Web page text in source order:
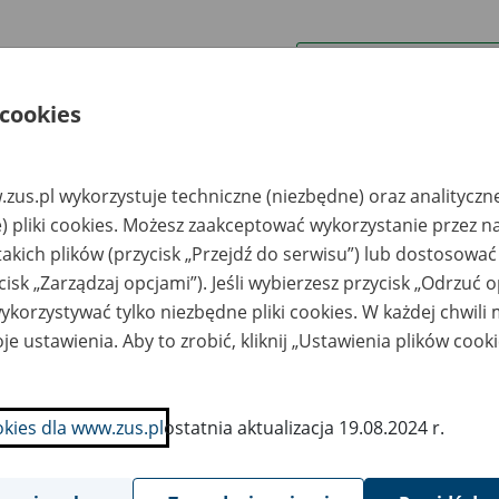
uwagi można przesyłać poprzez
Ukryj wszystkie pozycje bazy
pracy
Miejsce
przechowywania
dokumentów
Nr zespołu akt w
archiwum
państwowym
Daty
w upadłości 47-
Racibórz, ul.
1
Archiwizacji i
Inicjatyw
Gospodarczych Sp. z
wykorzystuje techniczne (niezbędne) oraz
pliki cookies. Możesz zaakceptować wykorzystanie przez
plików (przycisk „Przejdź do serwisu”) lub
„Zarządzaj opcjami”). Jeśli wybierzesz przycisk „Odrzuć
tylko niezbędne pliki cookies. W każdej chwili
ustawienia. Aby to zrobić, kliknij „Ustawienia plików
dla www.zus.plostatnia aktualizacja 19.08.2024 r.